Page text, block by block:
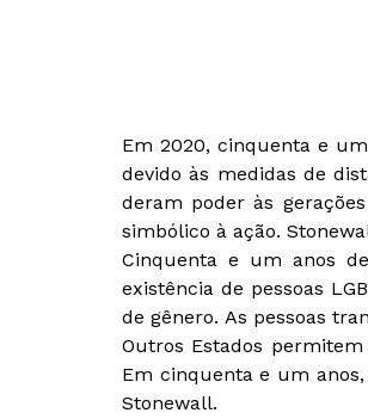
Em 2020, cinquenta e
devido às medidas de
deram poder às
simbólico à ação.
Cinquenta e um anos
existência de pessoas
de gênero. As pessoas
Outros Estados
Em cinquenta e um
Stonewall.